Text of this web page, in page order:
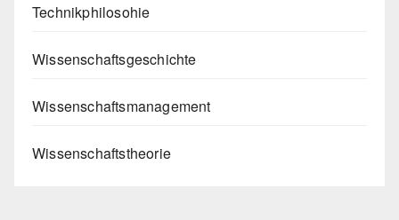
Technikphilosohie
Wissenschaftsgeschichte
Wissenschaftsmanagement
Wissenschaftstheorie